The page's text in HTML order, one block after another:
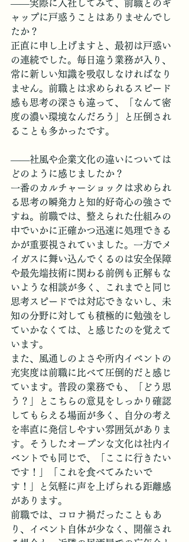
――実際に入社してみて、前職とのギ
ャップに戸惑うことはありませんでし
たか？
​正直に申し上げますと、最初は戸惑い
の連続でした。毎日違う業務が入り、
常に新しい知識を吸収しなければなり
ません。前職とは求められるスピード
感も思考の深さも違って、「なんて密
度の濃い環境なんだろう」と圧倒され
ることも多かったです。
――社風や企業文化の違いについては
どのように感じましたか？
​一番のカルチャーショックは求められ
る思考の瞬発力と知的好奇心の強さで
すね。前職では、整えられた仕組みの
中でいかに正確かつ迅速に処理できる
かが重要視されていました。一方でメ
イガスに舞い込んでくるのは安全保障
や最先端技術に関わる前例も正解もな
いような相談が多く、これまでと同じ
思考スピードでは対応できないし、未
知の分野に対しても積極的に勉強をし
ていかなくては、と感じたのを覚えて
います。
また、風通しのよさや所内イベントの
充実度は前職に比べて圧倒的だと感じ
ています。普段の業務でも、「どう思
う？」とこちらの意見をしっかり確認
してもらえる場面が多く、自分の考え
を率直に発信しやすい雰囲気がありま
す。そうしたオープンな文化は社内イ
ベントでも同じで、「ここに行きたい
です！」「これを食べてみたいで
す！」と気軽に声を上げられる距離感
があります。
前職では、コロナ禍だったこともあ
り、イベント自体が少なく、開催され